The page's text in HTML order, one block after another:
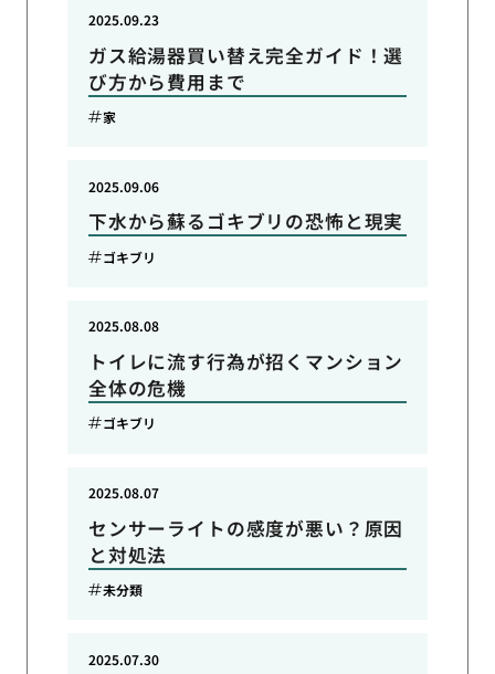
ガス給湯器買い替え完全ガイド！選
び方から費用まで
2025.09.23
家
下水から蘇るゴキブリの恐怖と現実
2025.09.06
ゴキブリ
トイレに流す行為が招くマンション
全体の危機
2025.08.08
ゴキブリ
センサーライトの感度が悪い？原因
と対処法
2025.08.07
未分類
2025.07.30